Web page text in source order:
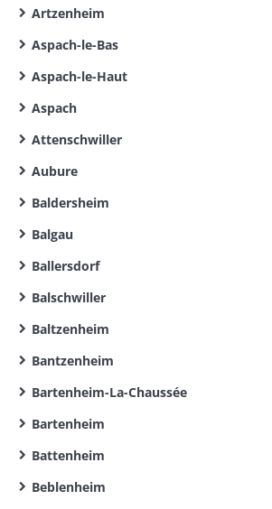
Artzenheim
Aspach-le-Bas
Aspach-le-Haut
Aspach
Attenschwiller
Aubure
Baldersheim
Balgau
Ballersdorf
Balschwiller
Baltzenheim
Bantzenheim
Bartenheim-La-Chaussée
Bartenheim
Battenheim
Beblenheim